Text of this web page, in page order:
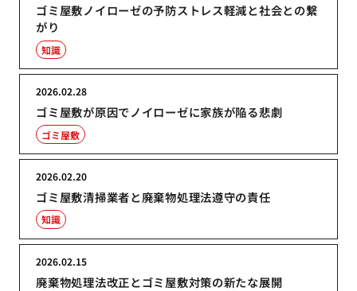
ゴミ屋敷ノイローゼの予防ストレス軽減と社会との繋
がり
知識
ゴミ屋敷が原因でノイローゼに家族が陥る悲劇
2026.02.28
ゴミ屋敷
ゴミ屋敷清掃業者と廃棄物処理法遵守の責任
2026.02.20
知識
廃棄物処理法改正とゴミ屋敷対策の新たな展開
2026.02.15